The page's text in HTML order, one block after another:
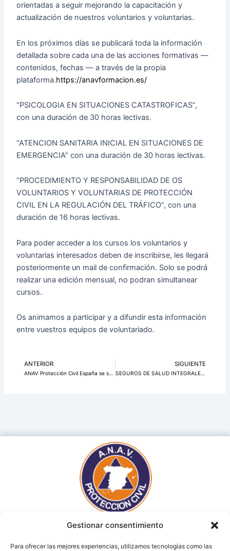
Gestionar consentimiento
Para ofrecer las mejores experiencias, utilizamos tecnologías como las
orientadas a seguir mejorando la capacitación y
actualización de nuestros voluntarios y voluntarias.
En los próximos días se publicará toda la información
detallada sobre cada una de las acciones formativas —
contenidos, fechas — a través de la propia
plataforma.https://anavformacion.es/
“PSICOLOGIA EN SITUACIONES CATASTROFICAS”,
con una duración de 30 horas lectivas.
“ATENCION SANITARIA INICIAL EN SITUACIONES DE
EMERGENCIA” con una duración de 30 horas lectivas.
“PROCEDIMIENTO Y RESPONSABILIDAD DE OS
VOLUNTARIOS Y VOLUNTARIAS DE PROTECCIÓN
CIVIL EN LA REGULACIÓN DEL TRÁFICO”, con una
duración de 16 horas lectivas.
Para poder acceder a los cursos los voluntarios y
voluntarias interesados deben de inscribirse, les llegará
posteriormente un mail de confirmación. Solo se podrá
realizar una edición mensual, no podran simultanear
cursos.
Os animamos a participar y a difundir esta información
entre vuestros equipos de voluntariado.
Ant
ANTERIOR
ANAV Protección Civil España se solidariza con las victimas del terrible accidente de ferrocarril sucedido el domingo en Adamuz-Cordoba
SIGUIENTE
SEGUROS DE SALUD INTEGRALES PARA VOLUNTARIOS Y VOLUNTARIAS DE PROTECCION CIVIL Y FAMILIARES